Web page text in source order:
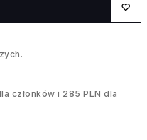
członków i 285 PLN dla